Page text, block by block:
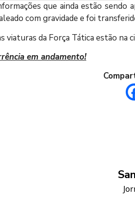
que ainda estão sendo
com gravidade e foi
viaturas da Força Tática estão na
em andamento!